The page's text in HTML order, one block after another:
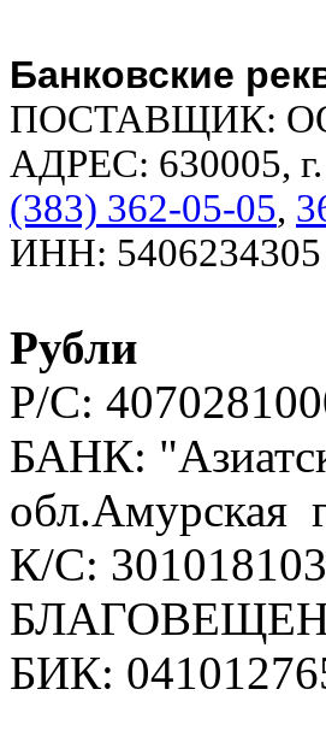
Банковские
ПОСТАВЩИК:
АДРЕС: 630005, г.
(383) 362-05-05,
ИНН: 5406234305
Рубли
Р/С:
БАНК:
обл.Амурская
К/С:
БИК: